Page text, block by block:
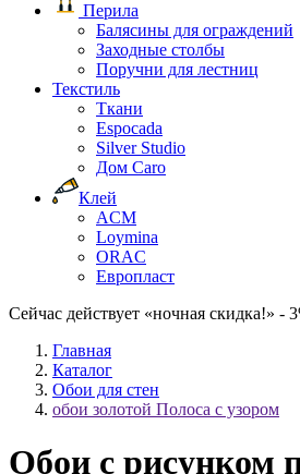
Перила
Балясины для ограждений
Заходные столбы
Поручни для лестниц
Текстиль
Ткани
Espocada
Silver Studio
Дом Caro
Клей
ACM
Loymina
ORAC
Европласт
Сейчас действует «ночная скидка!» -
Главная
Каталог
Обои для стен
обои золотой Полоса с узором
Обои с рисунком